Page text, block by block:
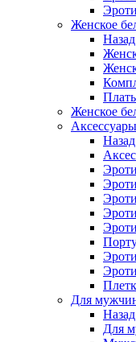
Женское
Назад
Женское
Аксессуары
Назад
Для
Назад
Для